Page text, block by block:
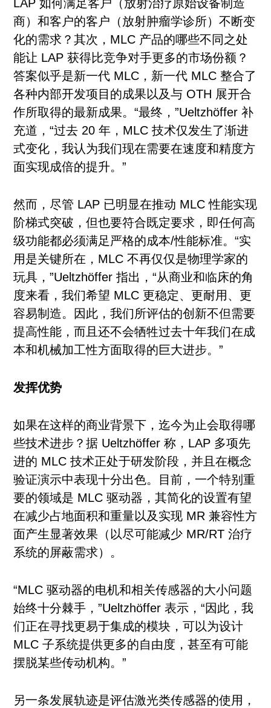
LAP 如何满足客户（放射治疗原始设备制造
商）和客户的客户（放射肿瘤学诊所）不断变
化的需求？其次，MLC 产品的哪些不同之处
能让 LAP 获得比竞争对手更多的市场份额？
答案似乎是新一代 MLC，新一代 MLC 整合了
各种内部开发项目的成果以及与 OTH 展开合
作所取得的最新成果。“最终，”Ueltzhöffer 补
充道，“过去 20 年，MLC 技术仅发生了渐进
式变化，我认为我们现在需要在速度和精度方
面实现成倍的提升。”
然而，尽管 LAP 已明显在推动 MLC 性能实现
阶梯式突破，但也要符合既定要求，即任何高
级功能都必须满足严格的成本/性能标准。“实
用是关键所在，MLC 不再仅仅是物理学家的
玩具，”Ueltzhöffer 指出，“从商业和临床的角
度来看，我们希望 MLC 更稳定、更耐用、更
容易制造。因此，我们所评估的创新不但需要
提高性能，而且还不会牺牲过去十年我们在成
本和机械加工性方面取得的巨大进步。”
发挥优势
如果在这样的商业背景下，迄今为止会取得哪
些技术进步？据 Ueltzhöffer 称，LAP 多项先
进的 MLC 技术正处于研发阶段，并且在概念
验证演示中表现十分出色。目前，一个特别重
要的领域是 MLC 驱动器，其简化的设置有望
在减少占地面积和重量以及实现 MR 兼容性方
面产生显著效果（以尽可能减少 MR/RT 治疗
系统的屏蔽需求）。
“MLC 驱动器的电机和相关传感器的大小问题
始终十分棘手，”Ueltzhöffer 表示，“因此，我
们正在寻找更易于集成的模块，可以为设计
MLC 子系统提供更多的自由度，甚至有可能
摆脱某些传动机构。”
另一条发展轨迹是评估激光类传感器的使用，